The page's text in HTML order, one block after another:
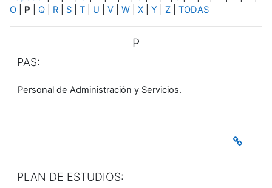
O
P Q R S T U V W X Y Z TODAS
P
PAS:
Personal de Administración y Servicios.
PLAN DE ESTUDIOS: